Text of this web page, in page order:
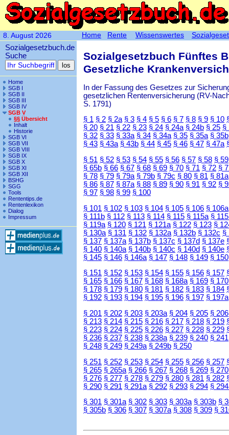
8. August 2026
Sozialgesetzbuch.de
Suche
Home
SGB I
SGB II
SGB III
SGB IV
SGB V
§§ Übersicht
Inhalt
Historie
SGB VI
SGB VII
SGB VIII
SGB IX
SGB X
SGB XI
SGB XII
BSHG
SGG
Tools
Rententips.de
Rentenlexikon
Dialog
Impressum
Sozialgesetzbuch Fünftes
Gesetzliche
In der Fassung des Gesetzes zur
gesetzlichen Rentenversicherung (RV-
S. 1791)
§ 1 § 2 § 2a § 3 § 4 § 5 § 6 § 7 § 8 § 9 § 10
§ 20 § 21 § 22 § 23 § 24 § 24a § 24b § 25 §
§ 32 § 33 § 33a § 34 § 34a § 35 § 35a § 35b
§ 43 § 43a § 43b § 44 § 45 § 46 § 47 § 47a
§ 51 § 52 § 53 § 54 § 55 § 56 § 57 § 58 § 59
§ 65b § 66 § 67 § 68 § 69 § 70 § 71 § 72 §
§ 78 § 79 § 79a § 79b § 79c § 80 § 81 § 81a
§ 86 § 87 § 87a § 88 § 89 § 90 § 91 § 92 §
§ 97 § 98 § 99 § 100
§ 101 § 102 § 103 § 104 § 105 § 106 § 106a
§ 111b § 112 § 113 § 114 § 115 § 115a §
§ 119a § 120 § 121 § 121a § 122 § 123 §
§ 130a § 131 § 132 § 132a § 132b § 132c §
§ 137 § 137a § 137b § 137c § 137d § 137e
§ 140 § 140a § 140b § 140c § 140d § 140e
§ 145 § 146 § 146a § 147 § 148 § 149 § 150
§ 151 § 152 § 153 § 154 § 155 § 156 § 157
§ 165 § 166 § 167 § 168 § 168a § 169 § 170
§ 178 § 179 § 180 § 181 § 182 § 183 § 184
§ 192 § 193 § 194 § 195 § 196 § 197 § 197a
§ 201 § 202 § 203 § 203a § 204 § 205 § 206
§ 213 § 214 § 215 § 216 § 217 § 218 § 219
§ 223 § 224 § 225 § 226 § 227 § 228 § 229
§ 236 § 237 § 238 § 238a § 239 § 240 § 241
§ 248 § 249 § 249a § 249b § 250
§ 251 § 252 § 253 § 254 § 255 § 256 § 257
§ 265 § 265a § 266 § 267 § 268 § 269 § 270
§ 276 § 277 § 278 § 279 § 280 § 281 § 282
§ 290 § 291 § 291a § 292 § 293 § 294 §
§ 301 § 301a § 302 § 303 § 303a § 303b §
§ 305b § 306 § 307 § 307a § 308 § 309 §
Home Rente Wissenswertes